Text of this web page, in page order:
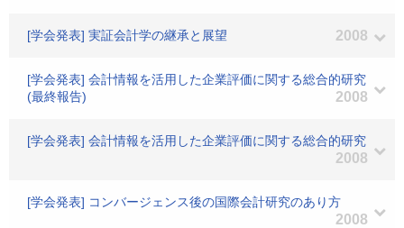
[学会発表] 実証会計学の継承と展望 2008
[学会発表] 会計情報を活用した企業評価に関する総合的研究
(最終報告)
2008
[学会発表] 会計情報を活用した企業評価に関する総合的研究
2008
[学会発表] コンバージェンス後の国際会計研究のあり方
2008